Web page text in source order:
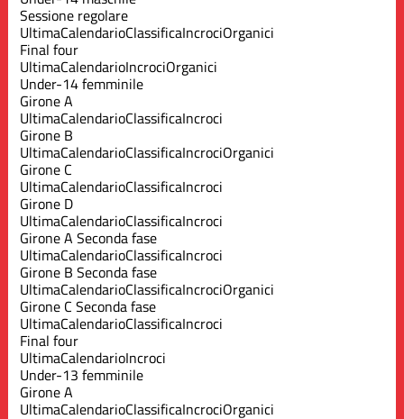
Sessione regolare
UltimaCalendarioClassificaIncrociOrganici
Final four
UltimaCalendarioIncrociOrganici
Under-14 femminile
Girone A
UltimaCalendarioClassificaIncroci
Girone B
UltimaCalendarioClassificaIncrociOrganici
Girone C
UltimaCalendarioClassificaIncroci
Girone D
UltimaCalendarioClassificaIncroci
Girone A Seconda fase
UltimaCalendarioClassificaIncroci
Girone B Seconda fase
UltimaCalendarioClassificaIncrociOrganici
Girone C Seconda fase
UltimaCalendarioClassificaIncroci
Final four
UltimaCalendarioIncroci
Under-13 femminile
Girone A
UltimaCalendarioClassificaIncrociOrganici